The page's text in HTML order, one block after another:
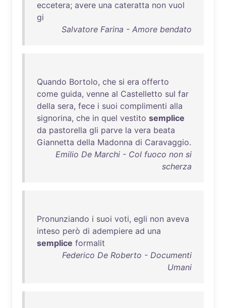
eccetera; avere una cateratta non vuol
gi
Salvatore Farina - Amore bendato
Quando Bortolo, che si era offerto
come guida, venne al Castelletto sul far
della sera, fece i suoi complimenti alla
signorina, che in quel vestito semplice
da pastorella gli parve la vera beata
Giannetta della Madonna di Caravaggio.
Emilio De Marchi - Col fuoco non si
scherza
Pronunziando i suoi voti, egli non aveva
inteso però di adempiere ad una
semplice formalit
Federico De Roberto - Documenti
Umani